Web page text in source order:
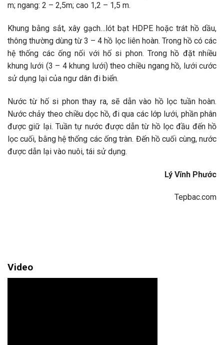
m; ngang: 2 – 2,5m; cao 1,2 – 1,5 m.
Khung bằng sắt, xây gạch…lót bạt HDPE hoặc trát hồ dầu,
thông thường dùng từ 3 – 4 hồ lọc liên hoàn. Trong hồ có các
hệ thống các ống nối với hố si phon. Trong hồ đặt nhiều
khung lưới (3 – 4 khung lưới) theo chiều ngang hồ, lưới cước
sử dụng lại của ngư dân đi biển.
Nước từ hố si phon thay ra, sẽ dẫn vào hồ lọc tuần hoàn.
Nước chảy theo chiều dọc hồ, đi qua các lớp lưới, phần phân
được giữ lại. Tuần tự nước được dẫn từ hồ lọc đầu đến hồ
lọc cuối, bằng hệ thống các ống tràn. Đến hồ cuối cùng, nước
được dẫn lại vào nuôi, tái sử dụng.
Lý Vĩnh Phước
Tepbac.com
Video